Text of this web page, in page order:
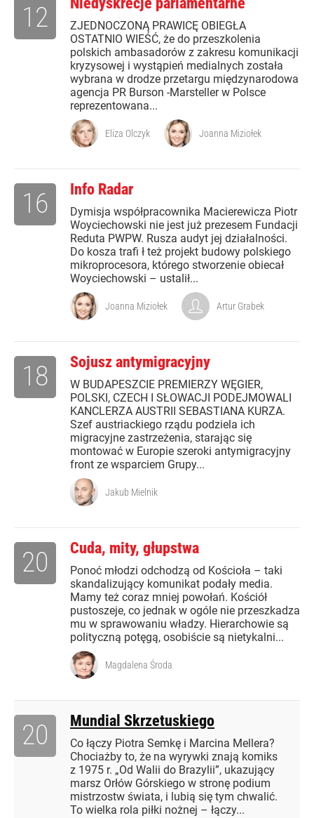
ZJEDNOCZONĄ PRAWICĘ OBIEGŁA
OSTATNIO WIEŚĆ, że do przeszkolenia
polskich ambasadorów z zakresu komunikacji
kryzysowej i wystąpień medialnych została
wybrana w drodze przetargu międzynarodowa
agencja PR Burson -Marsteller w Polsce
reprezentowana...
12
Eliza Olczyk Joanna Miziołek
Info Radar
Dymisja współpracownika Macierewicza Piotr
Woyciechowski nie jest już prezesem Fundacji
Reduta PWPW. Rusza audyt jej działalności.
Do kosza trafi ł też projekt budowy polskiego
mikroprocesora, którego stworzenie obiecał
Woyciechowski – ustalił...
16
Joanna Miziołek Artur Grabek
Sojusz antymigracyjny
W BUDAPESZCIE PREMIERZY WĘGIER,
POLSKI, CZECH I SŁOWACJI PODEJMOWALI
KANCLERZA AUSTRII SEBASTIANA KURZA.
Szef austriackiego rządu podziela ich
migracyjne zastrzeżenia, starając się
montować w Europie szeroki antymigracyjny
front ze wsparciem Grupy...
18
Jakub Mielnik
Cuda, mity, głupstwa
Ponoć młodzi odchodzą od Kościoła – taki
skandalizujący komunikat podały media.
Mamy też coraz mniej powołań. Kościół
pustoszeje, co jednak w ogóle nie przeszkadza
mu w sprawowaniu władzy. Hierarchowie są
polityczną potęgą, osobiście są nietykalni...
20
Magdalena Środa
Mundial Skrzetuskiego
Co łączy Piotra Semkę i Marcina Mellera?
Chociażby to, że na wyrywki znają komiks
z 1975 r. „Od Walii do Brazylii”, ukazujący
marsz Orłów Górskiego w stronę podium
mistrzostw świata, i lubią się tym chwalić.
To wielka rola piłki nożnej – łączy...
20